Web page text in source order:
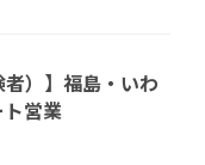
者）】福島・いわ
営業